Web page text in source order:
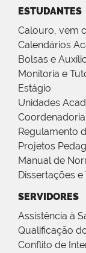
ESTUDANTES
Calouro, vem
Calendários
Bolsas e
Monitoria e
Estágio
Unidades
Regulamento
Projetos
Manual de
Dissertações e
SERVIDORES
Assistência à
Qualificação
Conflito de